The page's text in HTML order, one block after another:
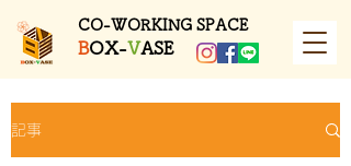
​CO-WORKING SPACE
BOX-VASE
記事